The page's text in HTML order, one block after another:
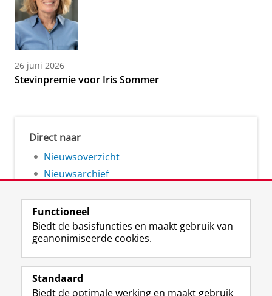
26 juni 2026
Stevinpremie voor Iris Sommer
Direct naar
Nieuwsoverzicht
Nieuwsarchief
Volg de RUG
F
a
L
i
R
S
I
n
Y
o
Functioneel
Biedt de basisfuncties en maakt gebruik van
geanonimiseerde cookies.
Standaard
Biedt de optimale werking en maakt gebruik